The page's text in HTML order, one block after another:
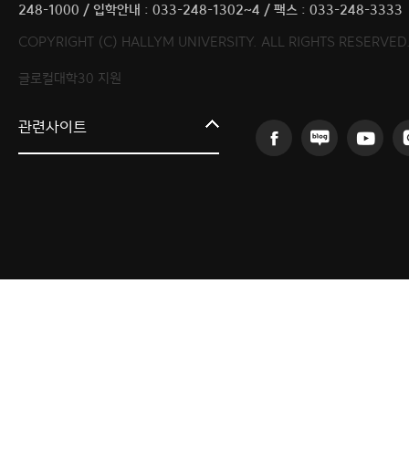
248-1000 / 입학안내 : 033-248-1302~4 / 팩스 : 033-248-3333
COPYRIGHT (C) HALLYM UNIVERSITY. ALL RIGHTS
글로컬대학30 지원
관련사이트
한림대학교